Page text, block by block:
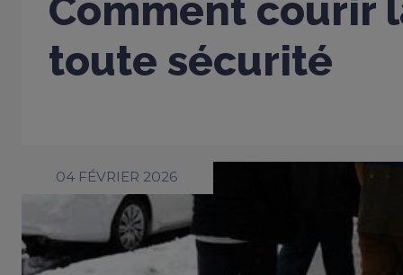
Comment courir
toute sécurité
04 FÉVRIER 2026